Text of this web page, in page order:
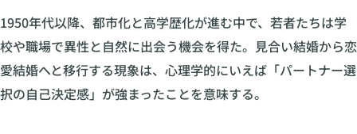
1950年代以降、都市化と高学歴化が進む中で、若者たちは学
校や職場で異性と自然に出会う機会を得た。見合い結婚から恋
愛結婚へと移行する現象は、心理学的にいえば「パートナー選
択の自己決定感」が強まったことを意味する。